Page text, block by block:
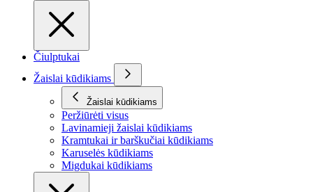
Čiulptukai
Žaislai kūdikiams
Žaislai kūdikiams
Peržiūrėti visus
Lavinamieji žaislai kūdikiams
Kramtukai ir barškučiai kūdikiams
Karuselės kūdikiams
Migdukai kūdikiams